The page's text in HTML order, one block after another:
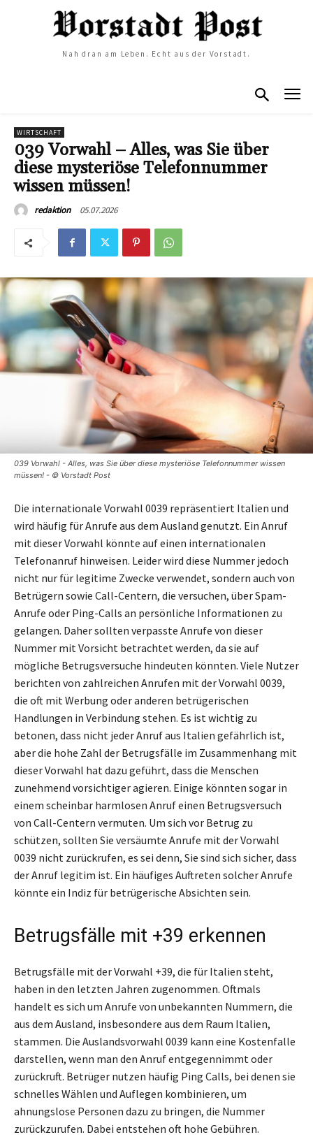
Nah dran am Leben. Echt aus der Vorstadt.
WIRTSCHAFT
039 Vorwahl – Alles, was Sie über
diese mysteriöse Telefonnummer
wissen müssen!
redaktion 05.07.2026
039 Vorwahl - Alles, was Sie über diese mysteriöse Telefonnummer wissen
müssen! - © Vorstadt Post
Die internationale Vorwahl 0039 repräsentiert Italien und
wird häufig für Anrufe aus dem Ausland genutzt. Ein Anruf
mit dieser Vorwahl könnte auf einen internationalen
Telefonanruf hinweisen. Leider wird diese Nummer jedoch
nicht nur für legitime Zwecke verwendet, sondern auch von
Betrügern sowie Call-Centern, die versuchen, über Spam-
Anrufe oder Ping-Calls an persönliche Informationen zu
gelangen. Daher sollten verpasste Anrufe von dieser
Nummer mit Vorsicht betrachtet werden, da sie auf
mögliche Betrugsversuche hindeuten könnten. Viele Nutzer
berichten von zahlreichen Anrufen mit der Vorwahl 0039,
die oft mit Werbung oder anderen betrügerischen
Handlungen in Verbindung stehen. Es ist wichtig zu
betonen, dass nicht jeder Anruf aus Italien gefährlich ist,
aber die hohe Zahl der Betrugsfälle im Zusammenhang mit
dieser Vorwahl hat dazu geführt, dass die Menschen
zunehmend vorsichtiger agieren. Einige könnten sogar in
einem scheinbar harmlosen Anruf einen Betrugsversuch
von Call-Centern vermuten. Um sich vor Betrug zu
schützen, sollten Sie versäumte Anrufe mit der Vorwahl
0039 nicht zurückrufen, es sei denn, Sie sind sich sicher, dass
der Anruf legitim ist. Ein häufiges Auftreten solcher Anrufe
könnte ein Indiz für betrügerische Absichten sein.
Betrugsfälle mit +39 erkennen
Betrugsfälle mit der Vorwahl +39, die für Italien steht,
haben in den letzten Jahren zugenommen. Oftmals
handelt es sich um Anrufe von unbekannten Nummern, die
aus dem Ausland, insbesondere aus dem Raum Italien,
stammen. Die Auslandsvorwahl 0039 kann eine Kostenfalle
darstellen, wenn man den Anruf entgegennimmt oder
zurückruft. Betrüger nutzen häufig Ping Calls, bei denen sie
schnelles Wählen und Auflegen kombinieren, um
ahnungslose Personen dazu zu bringen, die Nummer
zurückzurufen. Dabei entstehen oft hohe Gebühren.